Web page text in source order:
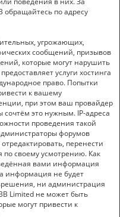
по адресу
угрожающих,
сообщений, призывов
которые могут нарушить
услуги хостинга
право. Попытки
к вашему
при этом ваш провайдер
сочтём это нужным. IP-адреса
проведения такой
форумов
перенести
своему усмотрению. Как
вами информация
информация не будет
ни администрация
Limited не может быть
могут привести к